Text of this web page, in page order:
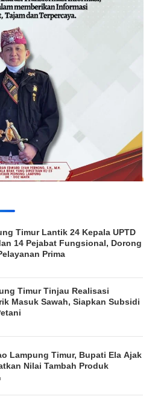
Timur Lantik 24 Kepala UPTD
14 Pejabat Fungsional, Dorong
Prima
Timur Tinjau Realisasi
Masuk Sawah, Siapkan Subsidi
Lampung Timur, Bupati Ela Ajak
Nilai Tambah Produk